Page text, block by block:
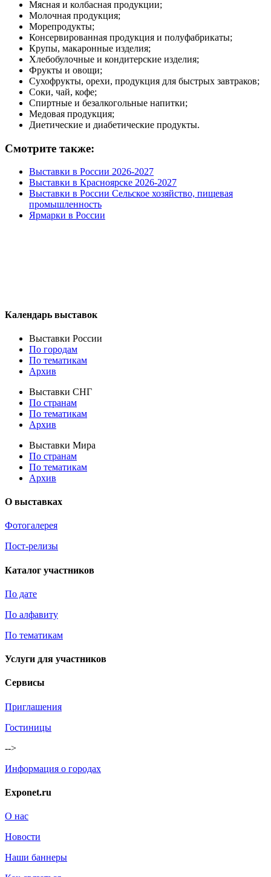
Мясная и колбасная продукции;
Молочная продукция;
Морепродукты;
Консервированная продукция и полуфабрикаты;
Крупы, макаронные изделия;
Хлебобулочные и кондитерские изделия;
Фрукты и овощи;
Сухофрукты, орехи, продукция для быстрых завтраков;
Соки, чай, кофе;
Спиртные и безалкогольные напитки;
Медовая продукция;
Диетические и диабетические продукты.
Смотрите также:
Выставки в России 2026-2027
Выставки в Красноярске 2026-2027
Выставки в России Сельское хозяйство, пищевая
промышленность
Ярмарки в России
Календарь выставок
Выставки России
По городам
По тематикам
Архив
Выставки СНГ
По странам
По тематикам
Архив
Выставки Мира
По странам
По тематикам
Архив
О выставках
Фотогалерея
Пост-релизы
Каталог участников
По дате
По алфавиту
По тематикам
Услуги для участников
Сервисы
Приглашения
Гостиницы
-->
Информация о городах
Exponet.ru
О нас
Новости
Наши баннеры